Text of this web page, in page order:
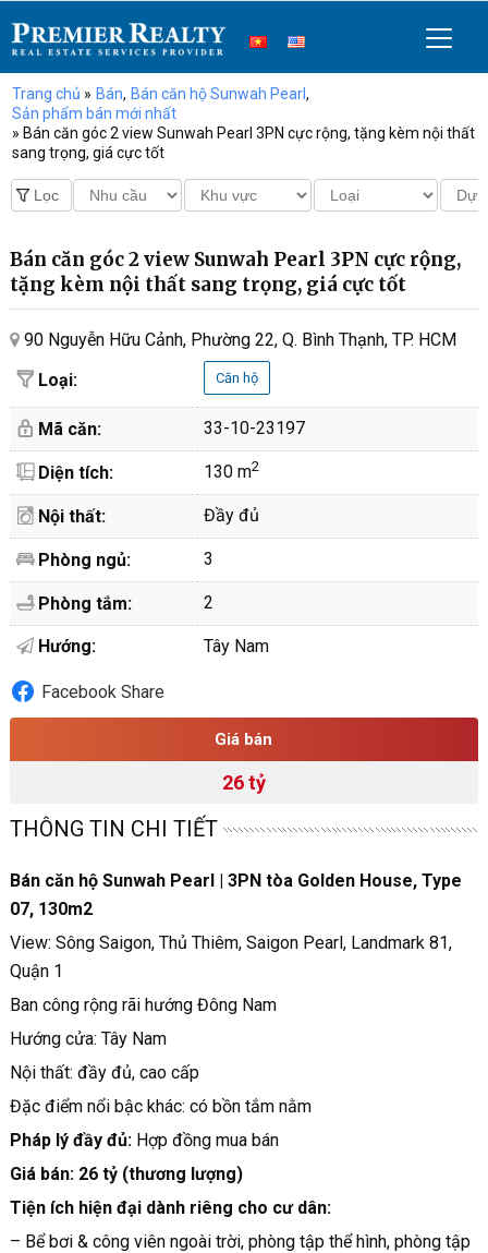
Trang chủ » Bán, Bán căn hộ Sunwah Pearl,
Sản phẩm bán mới nhất
» Bán căn góc 2 view Sunwah Pearl 3PN cực rộng, tặng kèm nội thất
sang trọng, giá cực tốt
Bán căn góc 2 view Sunwah Pearl 3PN cực rộng,
tặng kèm nội thất sang trọng, giá cực tốt
90 Nguyễn Hữu Cảnh, Phường 22, Q. Bình Thạnh, TP. HCM
Loại:
Căn hộ
Mã căn: 33-10-23197
Diện tích: 130 m2
Nội thất: Đầy đủ
Phòng ngủ: 3
Phòng tắm: 2
Hướng: Tây Nam
Facebook Share
Giá bán
26 tỷ
THÔNG TIN CHI TIẾT
Bán căn hộ Sunwah Pearl | 3PN tòa Golden House, Type
07, 130m2
View: Sông Saigon, Thủ Thiêm, Saigon Pearl, Landmark 81,
Quận 1
Ban công rộng rãi hướng Đông Nam
Hướng cửa: Tây Nam
Nội thất: đầy đủ, cao cấp
Đặc điểm nổi bậc khác: có bồn tắm nằm
Pháp lý đầy đủ:Hợp đồng mua bán
Giá bán: 26 tỷ (thương lượng)
Tiện ích hiện đại dành riêng cho cư dân:
– Bể bơi & công viên ngoài trời, phòng tập thể hình, phòng tập